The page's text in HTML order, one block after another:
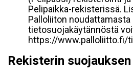
Pelipaikka-rekisterissä.
Palloliiton noudattamasta
tietosuojakäytännöstä
https://www.palloliitto.fi/
Rekisterin